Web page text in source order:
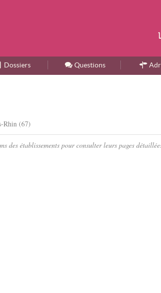
Accueil
Dossiers Questions
Rhin (67)
des établissements pour consulter leurs pages